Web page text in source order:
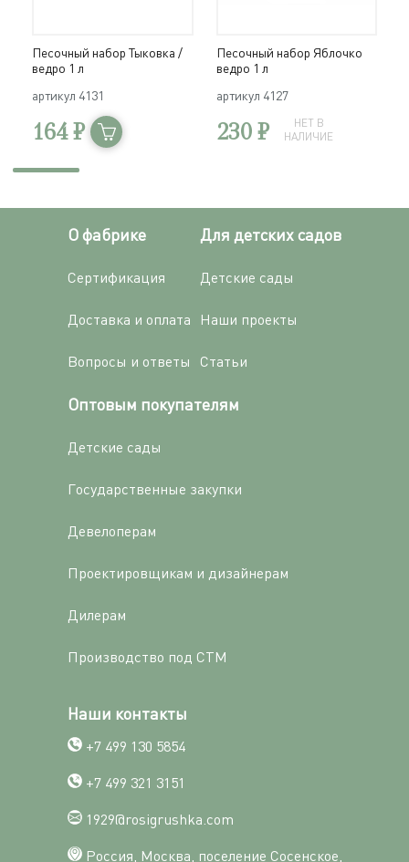
Песочный набор Тыковка /
ведро 1 л
артикул 4131
164 ₽
Песочный набор Яблочко
ведро 1 л
артикул 4127
230 ₽
НЕТ В
НАЛИЧИЕ
О фабрике
Сертификация
Доставка и оплата
Вопросы и ответы
Для детских садов
Детские сады
Наши проекты
Статьи
Оптовым покупателям
Детские сады
Государственные закупки
Девелоперам
Проектировщикам и дизайнерам
Дилерам
Производство под СТМ
Наши контакты
+7 499 130 5854
+7 499 321 3151
1929@rosigrushka.com
Россия, Москва, поселение Сосенское,